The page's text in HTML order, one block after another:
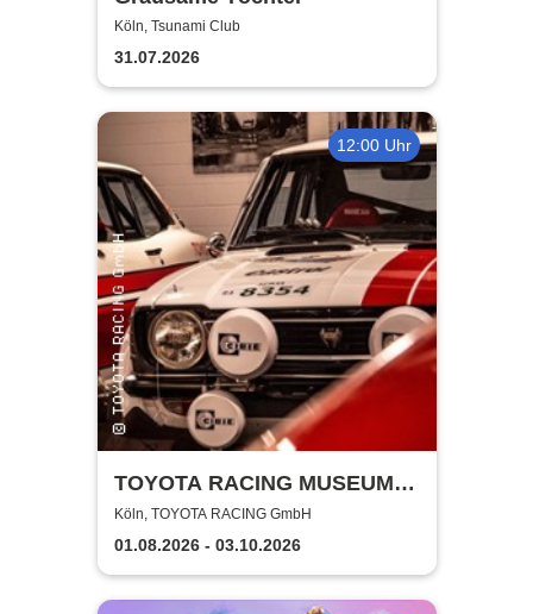
Köln, Tsunami Club
31.07.2026
12:00 Uhr
TOYOTA RACING MUSEUM
TOURS
Köln, TOYOTA RACING GmbH
01.08.2026 - 03.10.2026